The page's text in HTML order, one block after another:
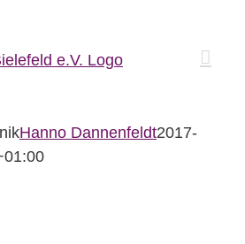
Hanno Dannenfeldt2017-